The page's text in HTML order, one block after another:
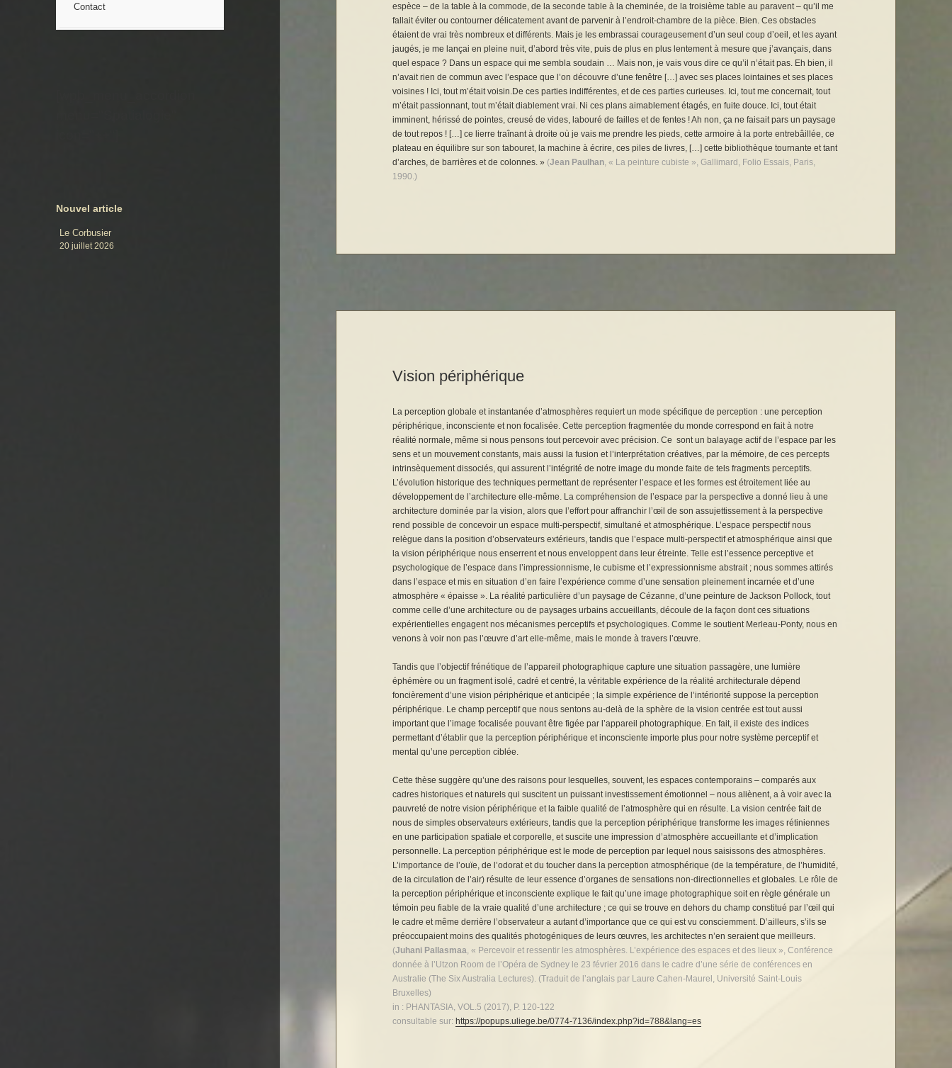
Contact
Nouvel article
Le Corbusier
20 juillet 2026
espèce – de la table à la commode, de la seconde table à la cheminée, de la troisième table au paravent – qu’il me
fallait éviter ou contourner délicatement avant de parvenir à l’endroit-chambre de la pièce. Bien. Ces obstacles
étaient de vrai très nombreux et différents. Mais je les embrassai courageusement d’un seul coup d’oeil, et les ayant
jaugés, je me lançai en pleine nuit, d’abord très vite, puis de plus en plus lentement à mesure que j’avançais, dans
quel espace ? Dans un espace qui me sembla soudain … Mais non, je vais vous dire ce qu’il n’était pas. Eh bien, il
n’avait rien de commun avec l’espace que l’on découvre d’une fenêtre […] avec ses places lointaines et ses places
voisines ! Ici, tout m’était voisin.De ces parties indifférentes, et de ces parties curieuses. Ici, tout me concernait, tout
m’était passionnant, tout m’était diablement vrai. Ni ces plans aimablement étagés, en fuite douce. Ici, tout était
imminent, hérissé de pointes, creusé de vides, labouré de failles et de fentes ! Ah non, ça ne faisait pars un paysage
de tout repos ! […] ce lierre traînant à droite où je vais me prendre les pieds, cette armoire à la porte entrebâillée, ce
plateau en équilibre sur son tabouret, la machine à écrire, ces piles de livres, […] cette bibliothèque tournante et tant
d’arches, de barrières et de colonnes. » (Jean Paulhan, « La peinture cubiste », Gallimard, Folio Essais, Paris,
1990.)
Vision périphérique
La perception globale et instantanée d’atmosphères requiert un mode spécifique de perception : une perception
périphérique, inconsciente et non focalisée. Cette perception fragmentée du monde correspond en fait à notre
réalité normale, même si nous pensons tout percevoir avec précision. Ce sont un balayage actif de l’espace par les
sens et un mouvement constants, mais aussi la fusion et l’interprétation créatives, par la mémoire, de ces percepts
intrinsèquement dissociés, qui assurent l’intégrité de notre image du monde faite de tels fragments perceptifs.
L’évolution historique des techniques permettant de représenter l’espace et les formes est étroitement liée au
développement de l’architecture elle-même. La compréhension de l’espace par la perspective a donné lieu à une
architecture dominée par la vision, alors que l’effort pour affranchir l’œil de son assujettissement à la perspective
rend possible de concevoir un espace multi-perspectif, simultané et atmosphérique. L’espace perspectif nous
relègue dans la position d’observateurs extérieurs, tandis que l’espace multi-perspectif et atmosphérique ainsi que
la vision périphérique nous enserrent et nous enveloppent dans leur étreinte. Telle est l’essence perceptive et
psychologique de l’espace dans l’impressionnisme, le cubisme et l’expressionnisme abstrait ; nous sommes attirés
dans l’espace et mis en situation d’en faire l’expérience comme d’une sensation pleinement incarnée et d’une
atmosphère « épaisse ». La réalité particulière d’un paysage de Cézanne, d’une peinture de Jackson Pollock, tout
comme celle d’une architecture ou de paysages urbains accueillants, découle de la façon dont ces situations
expérientielles engagent nos mécanismes perceptifs et psychologiques. Comme le soutient Merleau-Ponty, nous en
venons à voir non pas l’œuvre d’art elle-même, mais le monde à travers l’œuvre.
Tandis que l’objectif frénétique de l’appareil photographique capture une situation passagère, une lumière
éphémère ou un fragment isolé, cadré et centré, la véritable expérience de la réalité architecturale dépend
foncièrement d’une vision périphérique et anticipée ; la simple expérience de l’intériorité suppose la perception
périphérique. Le champ perceptif que nous sentons au-delà de la sphère de la vision centrée est tout aussi
important que l’image focalisée pouvant être figée par l’appareil photographique. En fait, il existe des indices
permettant d’établir que la perception périphérique et inconsciente importe plus pour notre système perceptif et
mental qu’une perception ciblée.
Cette thèse suggère qu’une des raisons pour lesquelles, souvent, les espaces contemporains – comparés aux
cadres historiques et naturels qui suscitent un puissant investissement émotionnel – nous aliènent, a à voir avec la
pauvreté de notre vision périphérique et la faible qualité de l’atmosphère qui en résulte. La vision centrée fait de
nous de simples observateurs extérieurs, tandis que la perception périphérique transforme les images rétiniennes
en une participation spatiale et corporelle, et suscite une impression d’atmosphère accueillante et d’implication
personnelle. La perception périphérique est le mode de perception par lequel nous saisissons des atmosphères.
L’importance de l’ouïe, de l’odorat et du toucher dans la perception atmosphérique (de la température, de l’humidité,
de la circulation de l’air) résulte de leur essence d’organes de sensations non-directionnelles et globales. Le rôle de
la perception périphérique et inconsciente explique le fait qu’une image photographique soit en règle générale un
témoin peu fiable de la vraie qualité d’une architecture ; ce qui se trouve en dehors du champ constitué par l’œil qui
le cadre et même derrière l’observateur a autant d’importance que ce qui est vu consciemment. D’ailleurs, s’ils se
préoccupaient moins des qualités photogéniques de leurs œuvres, les architectes n’en seraient que meilleurs.
(Juhani Pallasmaa, « Percevoir et ressentir les atmosphères. L’expérience des espaces et des lieux », Conférence
donnée à l’Utzon Room de l’Opéra de Sydney le 23 février 2016 dans le cadre d’une série de conférences en
Australie (The Six Australia Lectures). (Traduit de l’anglais par Laure Cahen-Maurel, Université Saint-Louis
Bruxelles)
in : PHANTASIA, VOL.5 (2017), P. 120-122
consultable sur: https://popups.uliege.be/0774-7136/index.php?id=788&lang=es